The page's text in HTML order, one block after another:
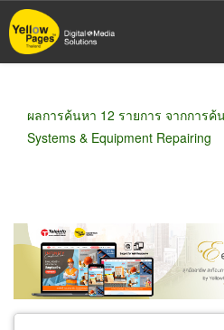
ข้าม
ไป
ผลการค้นหา 12 รายการ จากการ
Systems & Equipment Repairing
ขายส่ง ขายปลีก ผู้ผ
ผู้ส่งออก/นำเข้า
ธุรกิจบริก